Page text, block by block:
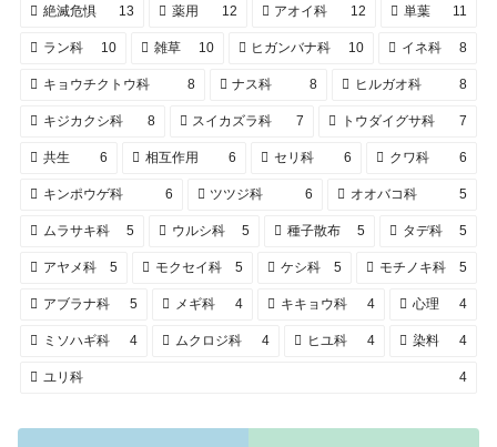
絶滅危惧 13 薬用 12 アオイ科 12 単葉 11
ラン科 10 雑草 10 ヒガンバナ科 10 イネ科 8
キョウチクトウ科 8 ナス科 8 ヒルガオ科 8
キジカクシ科 8 スイカズラ科 7 トウダイグサ科 7
共生 6 相互作用 6 セリ科 6 クワ科 6
キンポウゲ科 6 ツツジ科 6 オオバコ科 5
ムラサキ科 5 ウルシ科 5 種子散布 5 タデ科 5
アヤメ科 5 モクセイ科 5 ケシ科 5 モチノキ科 5
アブラナ科 5 メギ科 4 キキョウ科 4 心理 4
ミソハギ科 4 ムクロジ科 4 ヒユ科 4 染料 4
ユリ科 4